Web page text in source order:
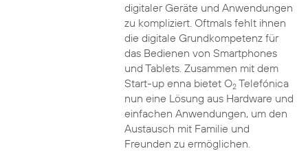
digitaler Geräte und Anwendungen
zu kompliziert. Oftmals fehlt ihnen
die digitale Grundkompetenz für
das Bedienen von Smartphones
und Tablets. Zusammen mit dem
Start-up enna bietet O2Telefónica
nun eine Lösung aus Hardware und
einfachen Anwendungen, um den
Austausch mit Familie und
Freunden zu ermöglichen.